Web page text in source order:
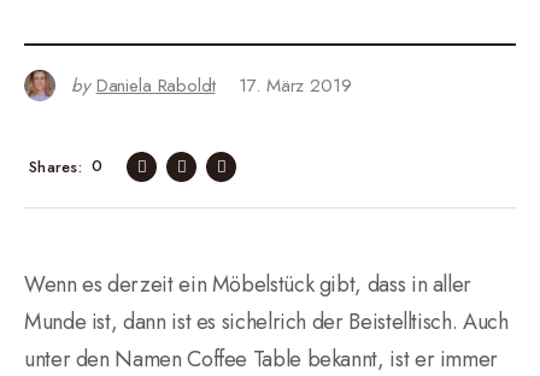
by Daniela Raboldt 17. März 2019
0
Shares
Wenn es derzeit ein Möbelstück gibt, dass in aller
Munde ist, dann ist es sichelrich der Beistelltisch. Auch
unter den Namen Coffee Table bekannt, ist er immer